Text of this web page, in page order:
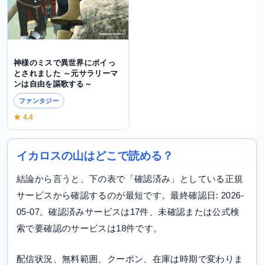
神様のミスで異世界にポイっ
とされました ～元サラリーマ
ンは自由を謳歌する～
ファンタジー
★ 4.4
イカロスの山はどこで読める？
結論から言うと、下の表で「確認済み」としている正規
サービスから確認するのが最短です。最終確認日: 2026-
05-07。確認済みサービスは17件、未確認または公式検
索で要確認のサービスは18件です。
配信状況、無料範囲、クーポン、在庫は時期で変わりま